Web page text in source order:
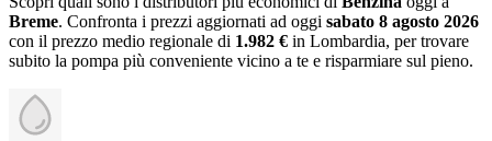
Breme. Confronta i prezzi aggiornati ad oggi sabato 8 agosto 2026
con il prezzo medio regionale di 1.982 € in Lombardia, per trovare
subito la pompa più conveniente vicino a te e risparmiare sul pieno.